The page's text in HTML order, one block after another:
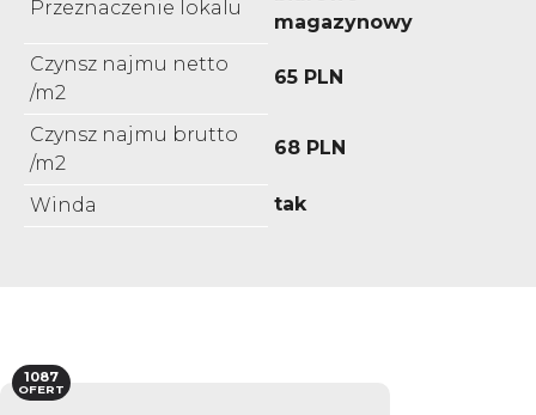
Przeznaczenie lokalu
magazynowy
Czynsz najmu netto
/m2
65 PLN
Czynsz najmu brutto
/m2
68 PLN
Winda tak
1087
OFERT